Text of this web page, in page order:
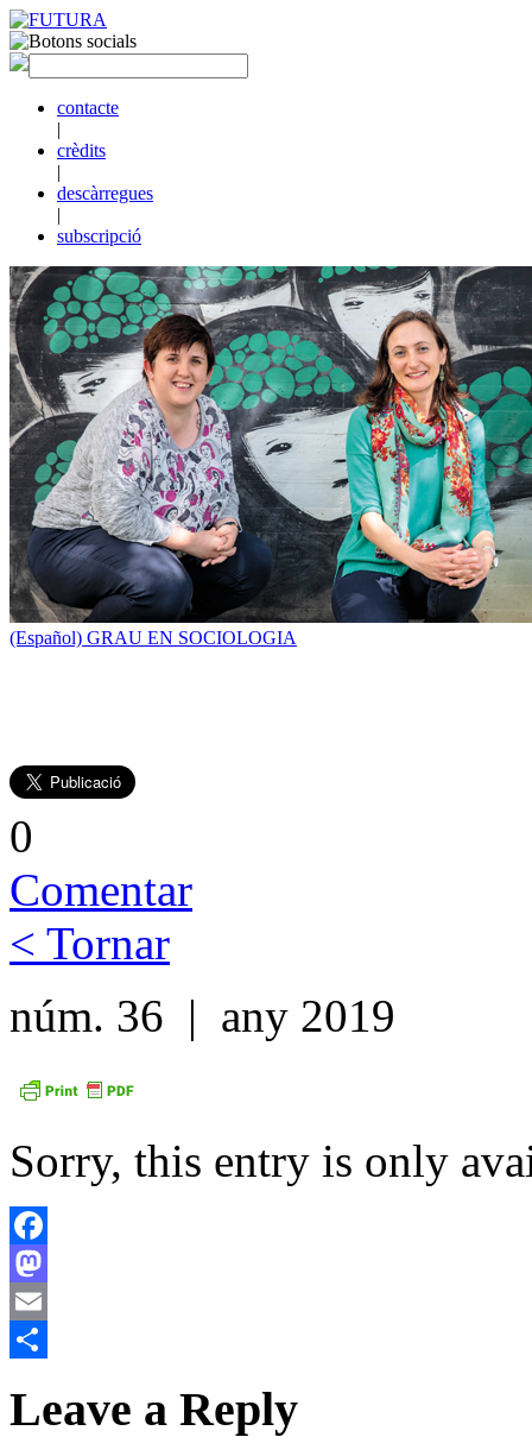
contacte
|
crèdits
|
descàrregues
|
subscripció
(Español) GRAU EN SOCIOLOGIA
0
Comentar
< Tornar
núm. 36 | any 2019
Sorry, this entry is only
Facebook
Mastodon
Email
Leave a Reply